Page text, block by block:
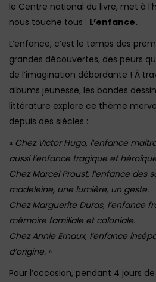
le Centre national du livre, met à
nous touche tous : L’enfance.
L’enfance, c’est le temps des
grandes découvertes, des peurs
de l’imagination débordante ! À
albums jeunesse, les bandes
littérature explore ce thème
depuis des siècles :
« Chez Victor Hugo, l’enfance
aussi l’enfance tragique et
Chez Marcel Proust, l’enfance des
madeleine, une lumière, un geste.
Chez Marguerite Duras, l’enfance
mémoire familiale et coloniale.
Chez Annie Ernaux, l’enfance
d’origine. »
Pour l’occasion, pendant 4 jours